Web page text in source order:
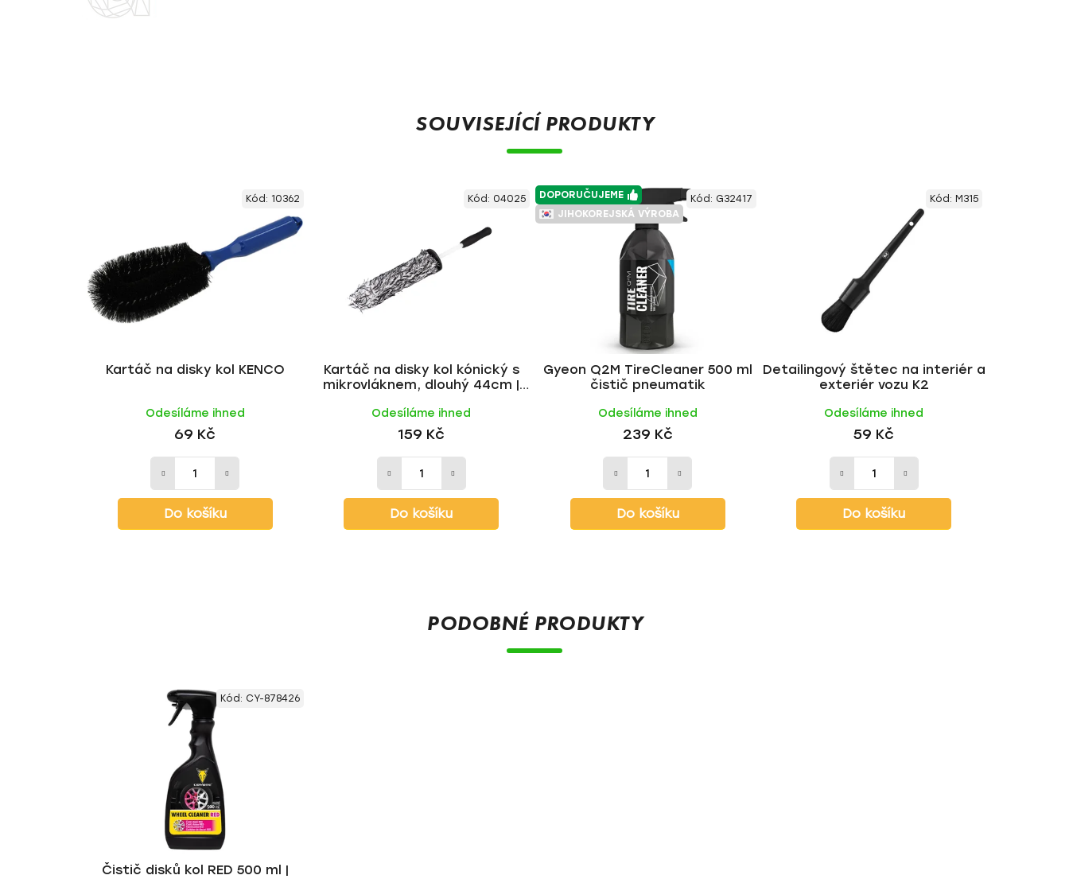
SOUVISEJÍCÍ PRODUKTY
Kartáč na disky kol KENCO
Odesíláme ihned
69 Kč
Do košíku
Kód: 10362
Kartáč na disky kol kónický s
mikrovláknem, dlouhý 44cm |
Odesíláme ihned
159 Kč
Do košíku
Kód: 04025
DOPORUČUJEME
JIHOKOREJSKÁ VÝROBA
Gyeon Q2M TireCleaner 500 ml
čistič pneumatik
Odesíláme ihned
239 Kč
Do košíku
Kód: G32417
Detailingový štětec na interiér a
exteriér vozu K2
Odesíláme ihned
59 Kč
Do košíku
Kód: M315
PODOBNÉ PRODUKTY
Čistič disků kol RED 500 ml |
Kód: CY-878426